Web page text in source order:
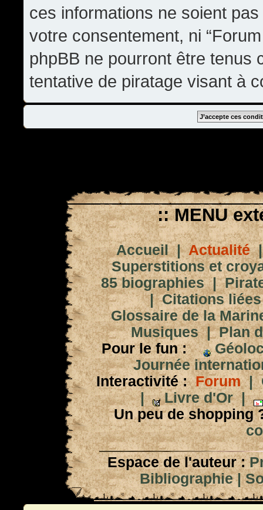
ces informations ne soient
votre consentement, ni
phpBB ne pourront être tenus
tentative de piratage visant à
:: MENU
Accueil|Actualité
Superstitions et
85 biographies|
|Citations
Glossaire de la
Musiques|Plan
Pour le fun :
Journée
Interactivité : Forum|
|
Livre d'Or|
Un peu de shopping
Espace de l'auteur :
Bibliographie|